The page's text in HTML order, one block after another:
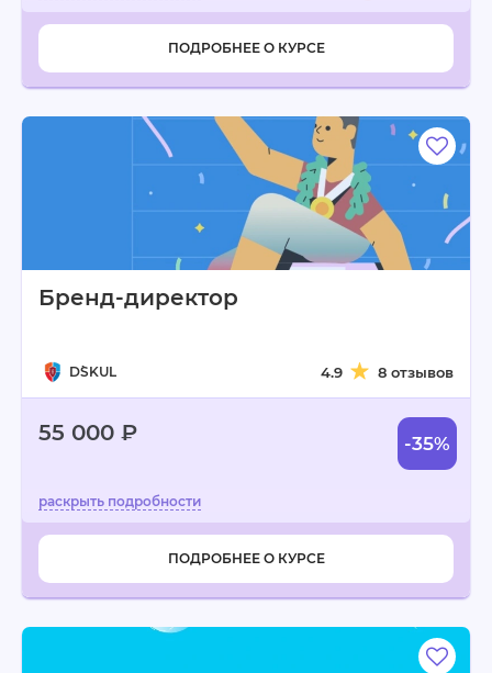
ПОДРОБНЕЕ О КУРСЕ
Бренд-директор
D`SKUL 4.9 8 отзывов
55 000 ₽ -35%
ПОДРОБНЕЕ О КУРСЕ